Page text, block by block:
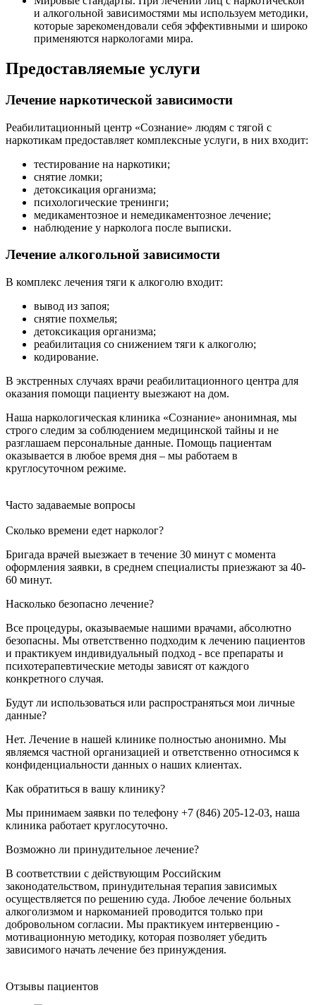
и алкогольной зависимостями мы используем методики,
которые зарекомендовали себя эффективными и широко
применяются наркологами мира.
Предоставляемые услуги
Лечение наркотической зависимости
Реабилитационный центр «Сознание» людям с тягой с
наркотикам предоставляет комплексные услуги, в них входит:
тестирование на наркотики;
снятие ломки;
детоксикация организма;
психологические тренинги;
медикаментозное и немедикаментозное лечение;
наблюдение у нарколога после выписки.
Лечение алкогольной зависимости
В комплекс лечения тяги к алкоголю входит:
вывод из запоя;
снятие похмелья;
детоксикация организма;
реабилитация со снижением тяги к алкоголю;
кодирование.
В экстренных случаях врачи реабилитационного центра для
оказания помощи пациенту выезжают на дом.
Наша наркологическая клиника «Сознание» анонимная, мы
строго следим за соблюдением медицинской тайны и не
разглашаем персональные данные. Помощь пациентам
оказывается в любое время дня – мы работаем в
круглосуточном режиме.
Часто задаваемые вопросы
Сколько времени едет нарколог?
Бригада врачей выезжает в течение 30 минут с момента
оформления заявки, в среднем специалисты приезжают за 40-
60 минут.
Насколько безопасно лечение?
Все процедуры, оказываемые нашими врачами, абсолютно
безопасны. Мы ответственно подходим к лечению пациентов
и практикуем индивидуальный подход - все препараты и
психотерапевтические методы зависят от каждого
конкретного случая.
Будут ли использоваться или распространяться мои личные
данные?
Нет. Лечение в нашей клинике полностью анонимно. Мы
являемся частной организацией и ответственно относимся к
конфиденциальности данных о наших клиентах.
Как обратиться в вашу клинику?
Мы принимаем заявки по телефону +7 (846) 205-12-03, наша
клиника работает круглосуточно.
Возможно ли принудительное лечение?
В соответствии с действующим Российским
законодательством, принудительная терапия зависимых
осуществляется по решению суда. Любое лечение больных
алкоголизмом и наркоманией проводится только при
добровольном согласии. Мы практикуем интервенцию -
мотивационную методику, которая позволяет убедить
зависимого начать лечение без принуждения.
Отзывы пациентов